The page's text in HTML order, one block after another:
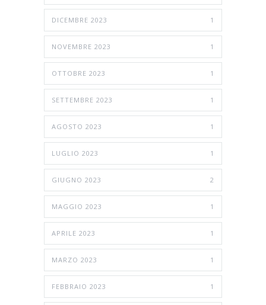
DICEMBRE 2023 1
NOVEMBRE 2023 1
OTTOBRE 2023 1
SETTEMBRE 2023 1
AGOSTO 2023 1
LUGLIO 2023 1
GIUGNO 2023 2
MAGGIO 2023 1
APRILE 2023 1
MARZO 2023 1
FEBBRAIO 2023 1